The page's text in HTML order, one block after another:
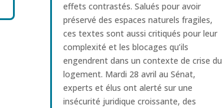
effets contrastés. Salués pour avoir
préservé des espaces naturels fragiles,
ces textes sont aussi critiqués pour leur
complexité et les blocages qu’ils
engendrent dans un contexte de crise du
logement. Mardi 28 avril au Sénat,
experts et élus ont alerté sur une
insécurité juridique croissante, des